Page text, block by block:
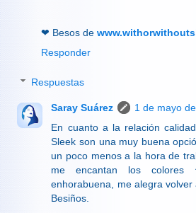
❤ Besos de
Responder
Respuestas
Saray Suárez
1 de mayo
En cuanto a la relación
Sleek son una muy buena
un poco menos a la hora de
me encantan los
enhorabuena, me alegra volver
Besiños.